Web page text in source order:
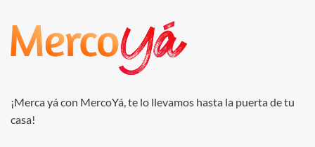
¡Merca yá con MercoYá, te lo llevamos hasta la puerta de tu
casa!